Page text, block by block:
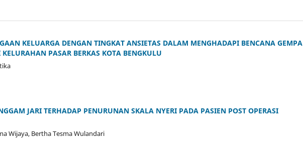
KELUARGA DENGAN TINGKAT ANSIETAS DALAM MENGHADAPI BENCANA GEMPA
PASAR BERKAS KOTA BENGKULU
JARI TERHADAP PENURUNAN SKALA NYERI PADA PASIEN POST OPERASI
Wijaya, Bertha Tesma Wulandari